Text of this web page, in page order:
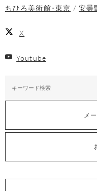
ちひろ美術館･東京
安曇
X
Youtube
メ